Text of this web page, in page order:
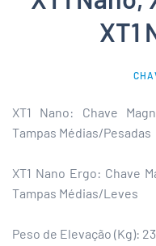
XT1
XT1 Nano: Chave
Tampas Médias/Pesadas
XT1 Nano Ergo: Chave
Tampas Médias/Leves
Peso de Elevação (Kg):